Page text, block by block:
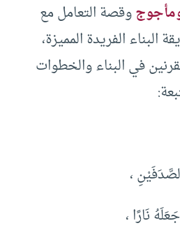
وقصة التعامل مع
البناء الفريدة المميزة،
في البناء والخطوات
،
نَارًا ،